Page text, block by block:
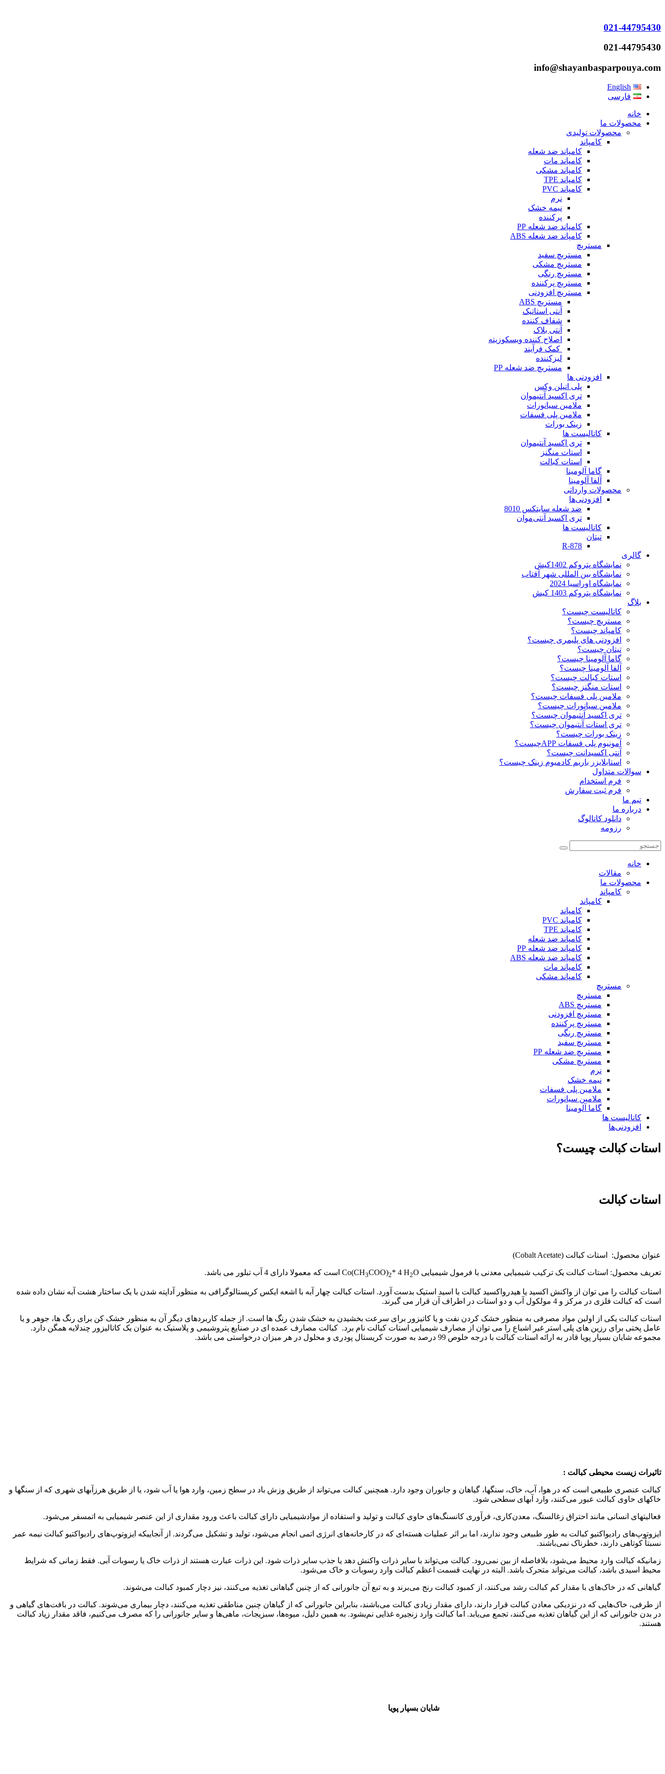
021-44795430
021-44795430
info@shayanbasparpouya.com
English
فارسی
خانه
محصولات ما
محصولات تولیدی
کامپاند
کامپاند ضد شعله
کامپاند مات
کامپاند مشکی
کامپاند TPE
کامپاند PVC
نرم
نیمه خشک
پرکننده
کامپاند ضد شعله PP
کامپاند ضد شعله ABS
مستربچ
مستربچ‌ سفید
مستربچ مشکی
مستربچ رنگی
مستربچ پرکننده
مستربچ افزودنی
مستربچ ABS
آنتی استاتیک
شفاف کننده
آنتی بلاک
اصلاح کننده ویسکوزیته
کمک فرآیند
لیزکننده
مستربچ ضد شعله PP
افزودنی ها
پلی اتیلن وکس
تری اکسید آنتیموان
ملامین سیانورات
ملامین پلی فسفات
زینک بورات
کاتالیست ها
تری اکسید آنتیموان
استات منگنز
استات کبالت
گاما آلومینا
آلفا آلومینا
محصولات وارداتی
افزودنی‌ها
ضد شعله سایتکس 8010
تری اکسید آنتی‌موان
کاتالیست ها
تیتان
R-878
گالری
نمایشگاه پتروکم 1402کیش
نمایشگاه بین المللی شهر آفتاب
نمایشگاه اوراسیا 2024
نمایشگاه پتروکم 1403 کیش
بلاگ
کاتالیست چیست؟
مستربچ چیست؟
کامپاند چیست؟
افزودنی های پلیمری چیست؟
تیتان چیست؟
گاما آلومینا چیست؟
آلفا آلومینا چیست؟
استات کبالت چیست؟
استات منگنز چیست؟
ملامین پلی فسفات چیست؟
ملامین سیانورات چیست؟
تری اکسید آنتیموان چیست؟
تری استات آنتیموان چیست؟
زینک بورات چیست؟
آمونیوم پلی فسفات APPچیست؟
آنتی اکسیدانت چیست؟
استابلایزر باریم کادمیوم زینک چیست؟
سوالات متداول
فرم استخدام
فرم ثبت سفارش
تیم ما
درباره ما
دانلود کاتالوگ
رزومه
خانه
مقالات
محصولات ما
کامپاند
کامپاند
کامپاند
کامپاند PVC
کامپاند TPE
کامپاند ضد شعله
کامپاند ضد شعله PP
کامپاند ضد شعله ABS
کامپاند مات
کامپاند مشکی
مستربچ
مستربچ
مستربچ ABS
مستربچ افزودنی
مستربچ پرکننده
مستربچ رنگی
مستربچ‌ سفید
مستربچ ضد شعله PP
مستربچ مشکی
نرم
نیمه خشک
ملامین پلی فسفات
ملامین سیانورات
گاما آلومینا
کاتالیست ها
افزودنی‌ها
استات کبالت چیست؟
استات کبالت
عنوان محصول: استات کبالت (Cobalt Acetate)
تعریف محصول: استات کبالت یک ترکیب شیمیایی معدنی با فرمول شیمیایی Co(CH 3COO)2* 4 H2O است که معمولا دارای 4 آب تبلور می باشد.
استات کبالت را می توان از واکنش اکسید یا هیدرواکسید کبالت با اسید استیک بدست آورد. استات کبالت چهار آبه با اشعه ایکس کریستالوگرافی به منظور آداپته شدن با یک ساختار هشت آبه نشان داده شده
است که کبالت فلزی در مرکز و 4 مولکول آب و دو استات در اطراف آن قرار می گیرند.
استات کبالت یکی از اولین مواد مصرفی به منظور خشک کردن نفت و یا کاتیزور برای سرعت بخشیدن به خشک شدن رنگ ها است. از جمله کاربردهای دیگر آن به منظور خشک کن برای رنگ ها، جوهر و یا
عامل پختی برای رزین های پلی استر غیر اشباع را می توان از مصارف شیمیایی استات کبالت نام برد. کبالت مصارف عمده ای در صنایع پتروشیمی و پلاستیک به عنوان یک کاتالیزور چندلایه همگن دارد.
مجموعه شایان بسپار پویا قادر به ارائه استات کبالت با درجه خلوص 99 درصد به صورت کریستال پودری و محلول در هر میزان درخواستی می باشد.
تاثیرات زیست محیطی کبالت :
کبالت عنصری طبیعی است که در هوا، آب، خاک، سنگها، گیاهان و جانوران وجود دارد. همچنین کبالت می‌تواند از طریق وزش باد در سطح زمین، وارد هوا یا آب شود، یا از طریق هرزآبهای شهری که از سنگها و
خاکهای حاوی کبالت عبور می‌کنند، وارد آبهای سطحی شود.
فعالیتهای انسانی مانند احتراق زغالسنگ، معدن‌کاری، فرآوری کانسنگ‌های حاوی کبالت و تولید و استفاده از موادشیمیایی دارای کبالت باعث ورود مقداری از این عنصر شیمیایی به اتمسفر می‌شود.
ایزوتوپ‌های رادیواکتیو کبالت به طور طبیعی وجود ندارند، اما بر اثر عملیات هسته‌ای که در کارخانه‌های انرژی اتمی انجام می‌شود، تولید و تشکیل می‌گردند. از آنجاییکه ایزوتوپ‌های رادیواکتیو کبالت نیمه عمر
نسبتاً کوتاهی دارند، خطرناک نمی‌باشند.
زمانیکه کبالت وارد محیط می‌شود، بلافاصله از بین نمی‌رود. کبالت می‌تواند با سایر ذرات واکنش دهد یا جذب سایر ذرات شود. این ذرات عبارت هستند از ذرات خاک یا رسوبات آبی. فقط زمانی که شرایط
محیط اسیدی باشد، کبالت می‌تواند متحرک باشد. البته در نهایت قسمت اعظم کبالت وارد رسوبات و خاک می‌شود.
گیاهانی که در خاک‌های با مقدار کم کبالت رشد می‌کنند، از کمبود کبالت رنج می‌برند و به تبع آن جانورانی که از چنین گیاهانی تغذیه می‌کنند، نیز دچار کمبود کبالت می‌شوند.
از طرفی، خاک‌هایی که در نزدیکی معادن کبالت قرار دارند، دارای مقدار زیادی کبالت می‌باشند، بنابراین جانورانی که از گیاهان چنین مناطقی تغذیه می‌کنند، دچار بیماری می‌شوند. کبالت در بافت‌های گیاهی و
در بدن جانورانی که از این گیاهان تغذیه می‌کنند، تجمع می‌‌یابد. اما کبالت وارد زنجیره غذایی نم‌یشود. به همین دلیل، میوه‌ها، سبزیجات، ماهی‌ها و سایر جانورانی را که مصرف می‌کنیم، فاقد مقدار زیاد کبالت
هستند.
شایان بسپار پویا